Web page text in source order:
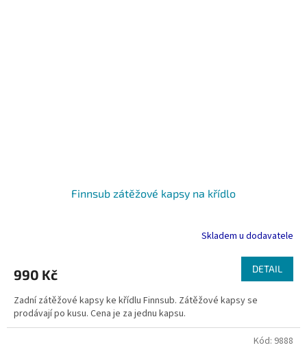
Finnsub zátěžové kapsy na křídlo
Skladem u dodavatele
990 Kč DETAIL
Zadní zátěžové kapsy ke křídlu Finnsub. Zátěžové kapsy se
prodávají po kusu. Cena je za jednu kapsu.
Kód: 9888